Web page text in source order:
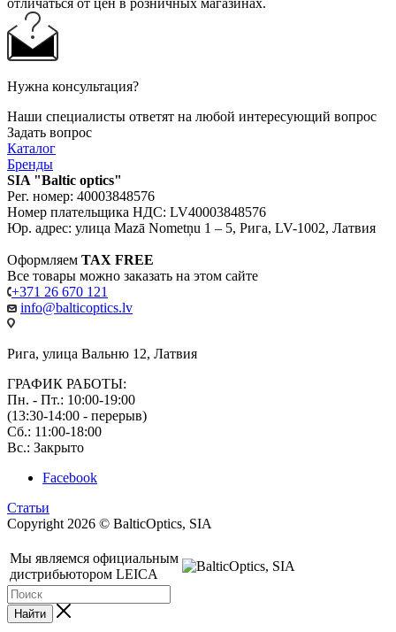
Нужна консультация?
Наши специалисты ответят на любой интересующий вопрос
Задать вопрос
Каталог
Бренды
SIA "Baltic optics"
Рег. номер: 40003848576
Номер плательщика НДС: LV40003848576
Юр. адрес: улица Mazā Nometņu 1 – 5, Рига, LV-1002, Латвия
Оформляем TAX FREE
Все товары можно заказать на этом сайте
+371 26 670 121
info@balticoptics.lv
Рига, улица Вальню 12, Латвия
ГРАФИК РАБОТЫ:
Пн. - Пт.: 10:00-19:00
(13:30-14:00 - перерыв)
Сб.: 11:00-18:00
Вс.: Закрыто
Facebook
Статьи
Copyright 2026 © BalticOptics, SIA
Мы являемся официальным
дистрибьютором LEICA
Найти